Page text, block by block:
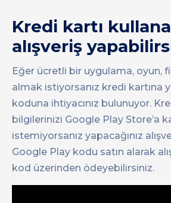
Kredi kartı
alışveriş
Eğer ücretli bir uygulama, oyun,
almak istiyorsanız kredi kartına
koduna ihtiyacınız bulunuyor.
bilgilerinizi Google Play Store’a
istemiyorsanız yapacağınız
Google Play kodu satın alarak
kod üzerinden ödeyebilirsiniz.